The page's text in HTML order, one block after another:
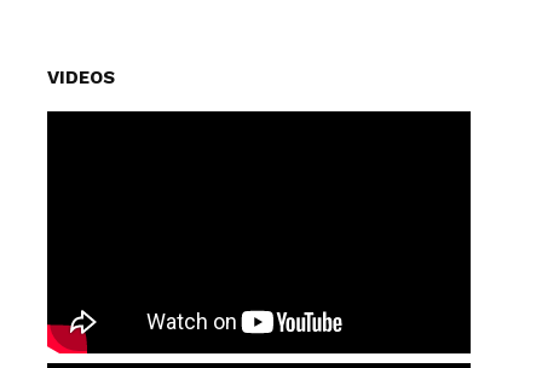
VIDEOS